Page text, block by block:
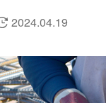
2024.04.19